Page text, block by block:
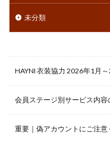
未分類
HAYNI 衣装協力 2026年1月
会員ステージ別サービス内
重要｜偽アカウントにご注意